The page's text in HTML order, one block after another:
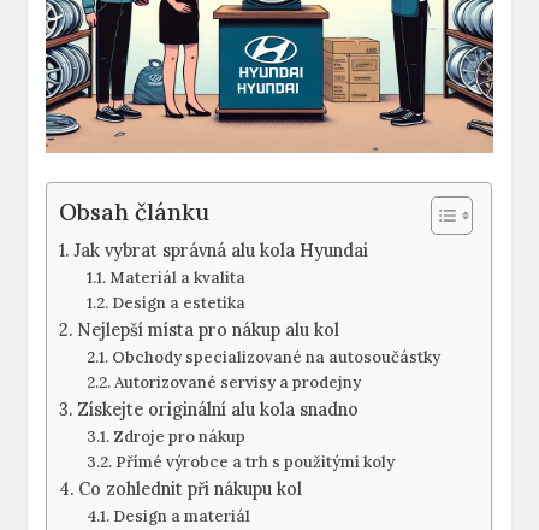
Obsah článku
Jak vybrat správná alu kola Hyundai
Materiál a kvalita
Design a estetika
Nejlepší místa pro nákup alu kol
Obchody specializované na autosoučástky
Autorizované servisy a prodejny
Získejte originální alu kola snadno
Zdroje pro nákup
Přímé výrobce a trh s použitými koly
Co zohlednit při nákupu kol
Design a materiál